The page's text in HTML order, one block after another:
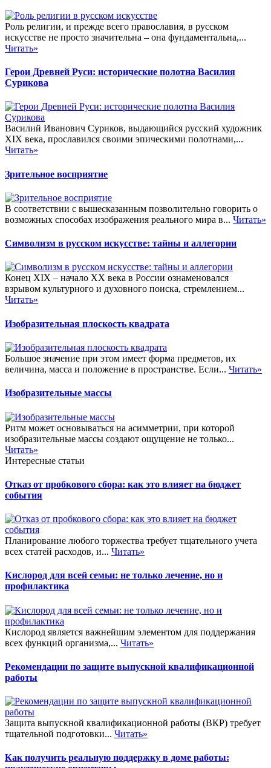
Роль религии, и прежде всего православия, в русском
искусстве не просто значительна – она фундаментальна,...
Читать»
Герои Древней Руси: исторические полотна Василия
Сурикова
Василий Иванович Суриков, выдающийся русский художник
XIX века, прославился своими эпическими полотнами,...
Читать»
Зрительное восприятие
В соответствии с вышесказанным позволительно говорить о
возможных способах изображения реального мира в... Читать»
Символизм в русском искусстве: тайны и аллегории
Конец XIX – начало XX века в России ознаменовался
взрывом культурного и духовного поиска, стремлением...
Читать»
Изобразительная плоскость квадрата
Большое значение при этом имеет форма предметов, их
величина, масса и положение в пространстве. Если... Читать»
Изобразительные массы
Ритм может основываться на асимметрии, при которой
изобразительные массы создают ощущение не только...
Читать»
Интересные статьи
Отказ от пробкового сбора: как это влияет на бюджет
события
Планирование любого торжества требует тщательного учета
всех статей расходов, и... Читать»
Кислород для всей семьи: не только лечение, но и
профилактика
Кислород является важнейшим элементом для поддержания
всех функций организма,... Читать»
Рекомендации по защите выпускной квалификационной
работы
Защита выпускной квалификационной работы (ВКР) требует
тщательной подготовки... Читать»
Как получить реальную поддержку в доме работы: